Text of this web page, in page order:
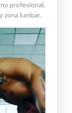
profesional,
zona lumbar.